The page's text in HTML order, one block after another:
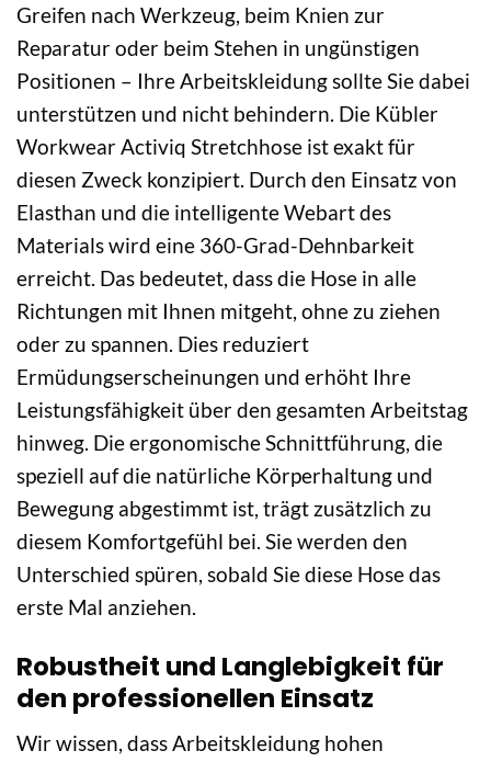
Greifen nach Werkzeug, beim Knien zur
Reparatur oder beim Stehen in ungünstigen
Positionen – Ihre Arbeitskleidung sollte Sie dabei
unterstützen und nicht behindern. Die Kübler
Workwear Activiq Stretchhose ist exakt für
diesen Zweck konzipiert. Durch den Einsatz von
Elasthan und die intelligente Webart des
Materials wird eine 360-Grad-Dehnbarkeit
erreicht. Das bedeutet, dass die Hose in alle
Richtungen mit Ihnen mitgeht, ohne zu ziehen
oder zu spannen. Dies reduziert
Ermüdungserscheinungen und erhöht Ihre
Leistungsfähigkeit über den gesamten Arbeitstag
hinweg. Die ergonomische Schnittführung, die
speziell auf die natürliche Körperhaltung und
Bewegung abgestimmt ist, trägt zusätzlich zu
diesem Komfortgefühl bei. Sie werden den
Unterschied spüren, sobald Sie diese Hose das
erste Mal anziehen.
Robustheit und Langlebigkeit für
den professionellen Einsatz
Wir wissen, dass Arbeitskleidung hohen